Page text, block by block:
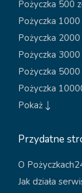
Pożyczka 500
Pożyczka 1000
Pożyczka 2000
Pożyczka 3000
Pożyczka 5000
Pożyczka
Pokaż
Przydatne
O
Jak działa